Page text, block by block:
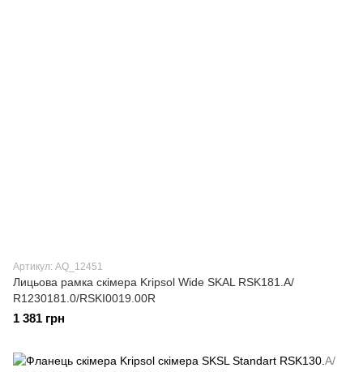
Артикул: AQ_12451
Лицьова рамка скімера Kripsol Wide SKAL RSK181.A/
R1230181.0/RSKI0019.00R
1 381 грн